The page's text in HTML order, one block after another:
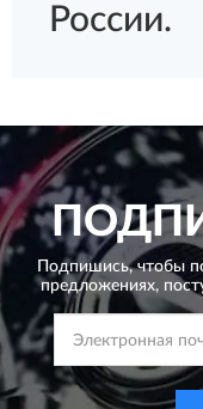
России.
Подпишись, чтобы
предложениях,